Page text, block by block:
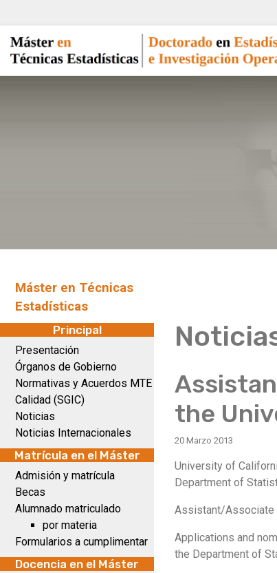
Máster en Técnicas
Estadísticas
Principal
Presentación
Órganos de Gobierno
Normativas y Acuerdos MTE
Calidad (SGIC)
Noticias
Noticias Internacionales
Matrícula en el Máster
Admisión y matrícula
Becas
Alumnado matriculado
por materia
Formularios a cumplimentar
Docencia en el Máster
the
20 Marzo 2013
University of
Department of
Assistant/
Applications and
the Department of